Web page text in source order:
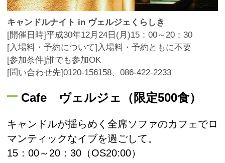
キャンドルナイト in ヴェルジェくらしき
[開催日時]平成30年12月24日(月)15：00～20：30
[入場料・予約について]入場料・予約ともに不要
[参加条件]誰でも参加OK
[問い合わせ先]0120-156158、086-422-2233
Cafe ヴェルジェ（限定500食）
キャンドルが揺らめく全席ソファのカフェでロ
マンティックなイブを過ごして。
15：00～20：30（OS20:00）